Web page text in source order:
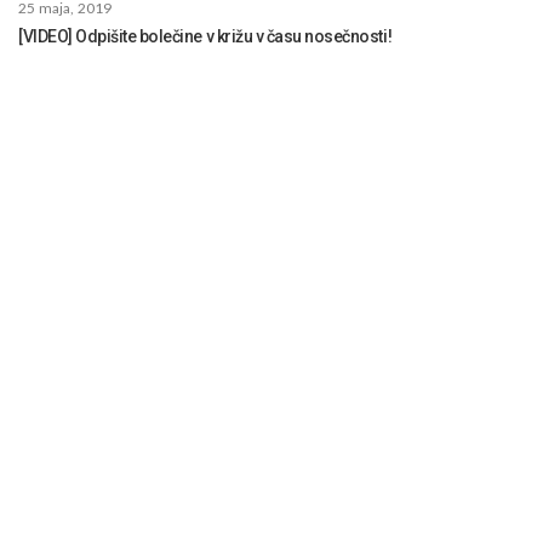
25 maja, 2019
[VIDEO] Odpišite bolečine v križu v času nosečnosti!